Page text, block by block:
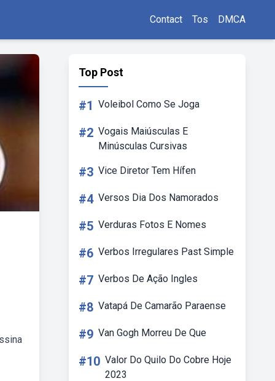
Contact Tos DMCA
Top Post
#1 Voleibol Como Se Joga
#2 Vogais Maiúsculas E
Minúsculas Cursivas
#3 Vice Diretor Tem Hífen
#4 Versos Dia Dos Namorados
#5 Verduras Fotos E Nomes
#6 Verbos Irregulares Past Simple
#7 Verbos De Ação Ingles
#8 Vatapá De Camarão Paraense
#9 Van Gogh Morreu De Que
#10 Valor Do Quilo Do Cobre Hoje
2023